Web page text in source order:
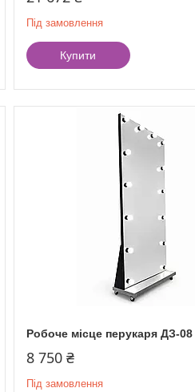
Під замовлення
Купити
Робоче місце перукаря ДЗ-08
8 750 ₴
Під замовлення